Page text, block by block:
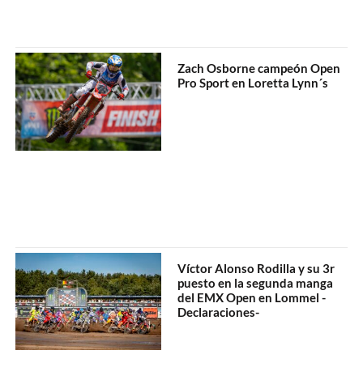
Zach Osborne campeón Open
Pro Sport en Loretta Lynn´s
Víctor Alonso Rodilla y su 3r
puesto en la segunda manga
del EMX Open en Lommel -
Declaraciones-